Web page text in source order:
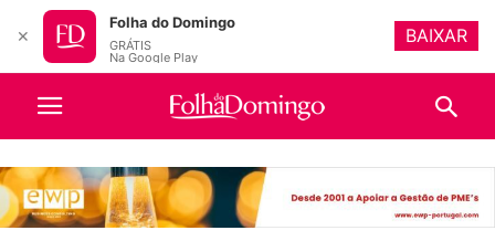
✕
Folha do Domingo
GRÁTIS
Na Google Play
BAIXAR